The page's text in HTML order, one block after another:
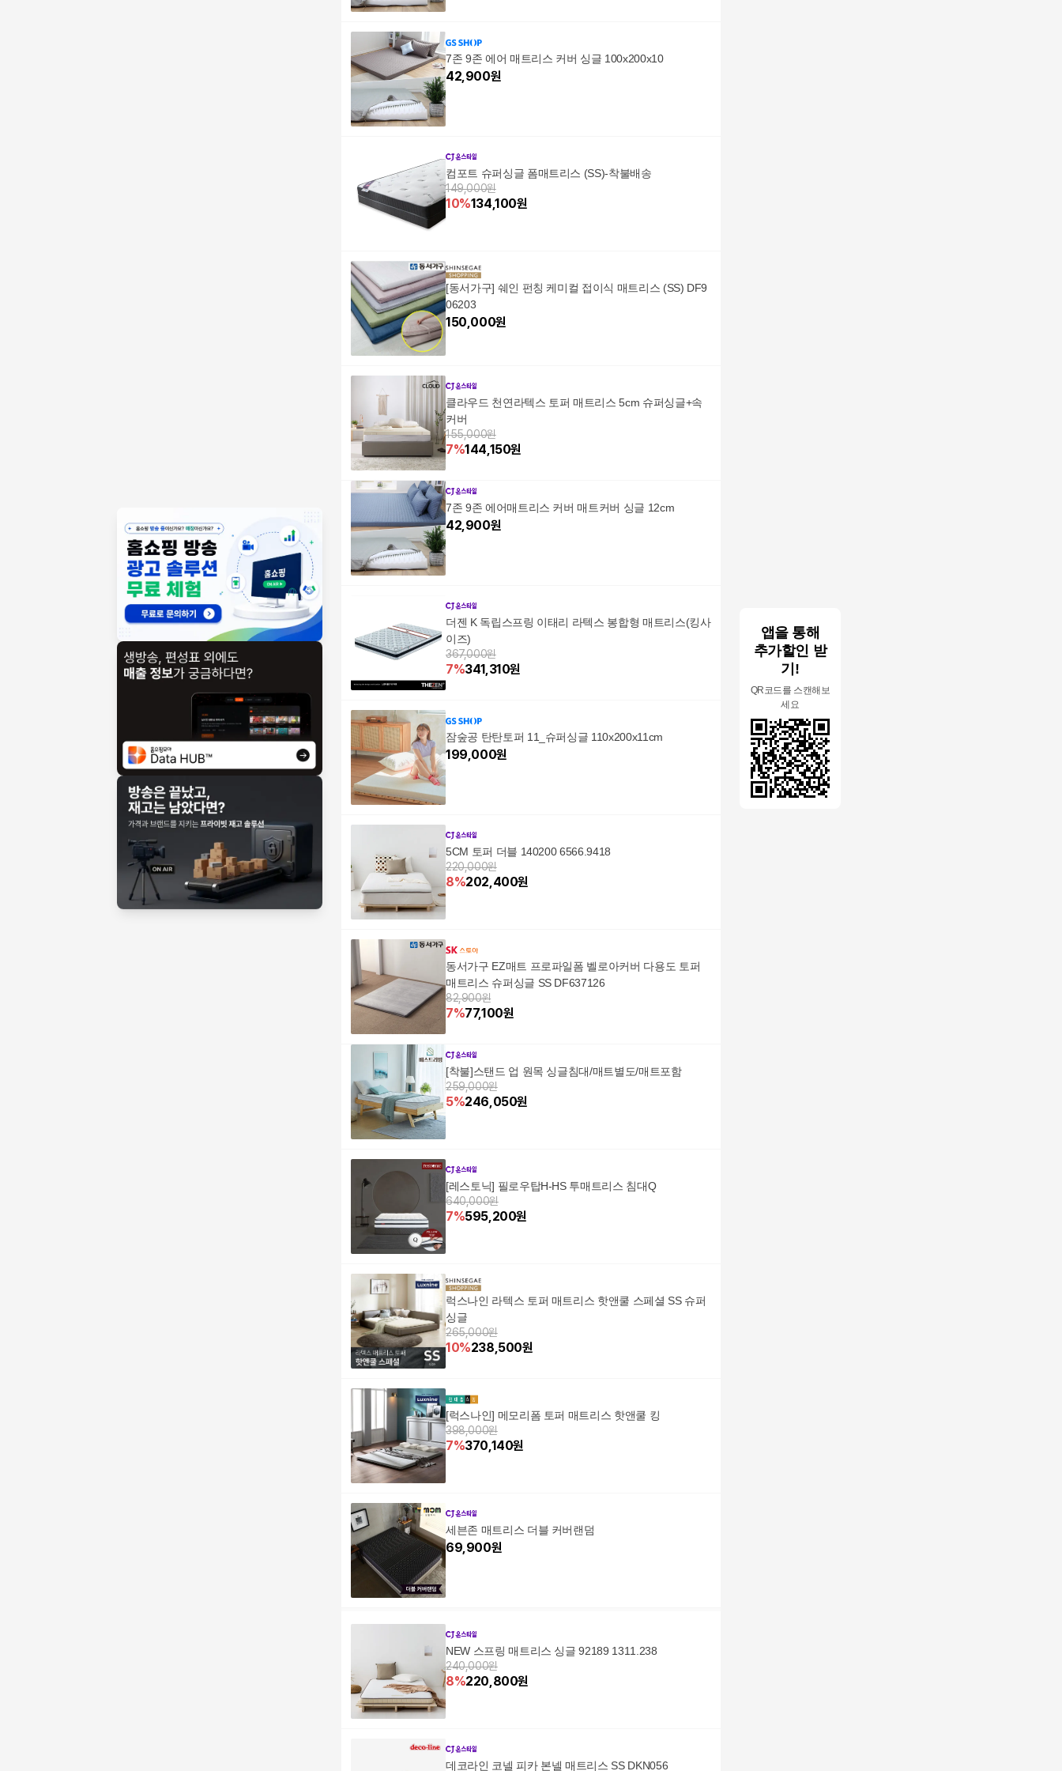
앱을 통해
추가할인 받
기!
QR코드를 스캔해보
세요
7존 9존 에어 매트리스 커버 싱글 100x200x10
42,900원
컴포트 슈퍼싱글 폼매트리스 (SS)-착불배송
149,000원
10%134,100원
[동서가구] 쉐인 펀칭 케미컬 접이식 매트리스 (SS) DF9
06203
150,000원
클라우드 천연라텍스 토퍼 매트리스 5cm 슈퍼싱글+속
커버
155,000원
7%144,150원
7존 9존 에어매트리스 커버 매트커버 싱글 12cm
42,900원
더젠 K 독립스프링 이태리 라텍스 봉합형 매트리스(킹사
이즈)
367,000원
7%341,310원
잠숲공 탄탄토퍼 11_슈퍼싱글 110x200x11cm
199,000원
5CM 토퍼 더블 140200 6566.9418
220,000원
8%202,400원
동서가구 EZ매트 프로파일폼 벨로아커버 다용도 토퍼
매트리스 슈퍼싱글 SS DF637126
82,900원
7%77,100원
[착불]스탠드 업 원목 싱글침대/매트별도/매트포함
259,000원
5%246,050원
[레스토닉] 필로우탑H-HS 투매트리스 침대Q
640,000원
7%595,200원
럭스나인 라텍스 토퍼 매트리스 핫앤쿨 스페셜 SS 슈퍼
싱글
265,000원
10%238,500원
[럭스나인] 메모리폼 토퍼 매트리스 핫앤쿨 킹
398,000원
7%370,140원
세븐존 매트리스 더블 커버랜덤
69,900원
NEW 스프링 매트리스 싱글 92189 1311.238
240,000원
8%220,800원
데코라인 코넬 피카 본넬 매트리스 SS DKN056